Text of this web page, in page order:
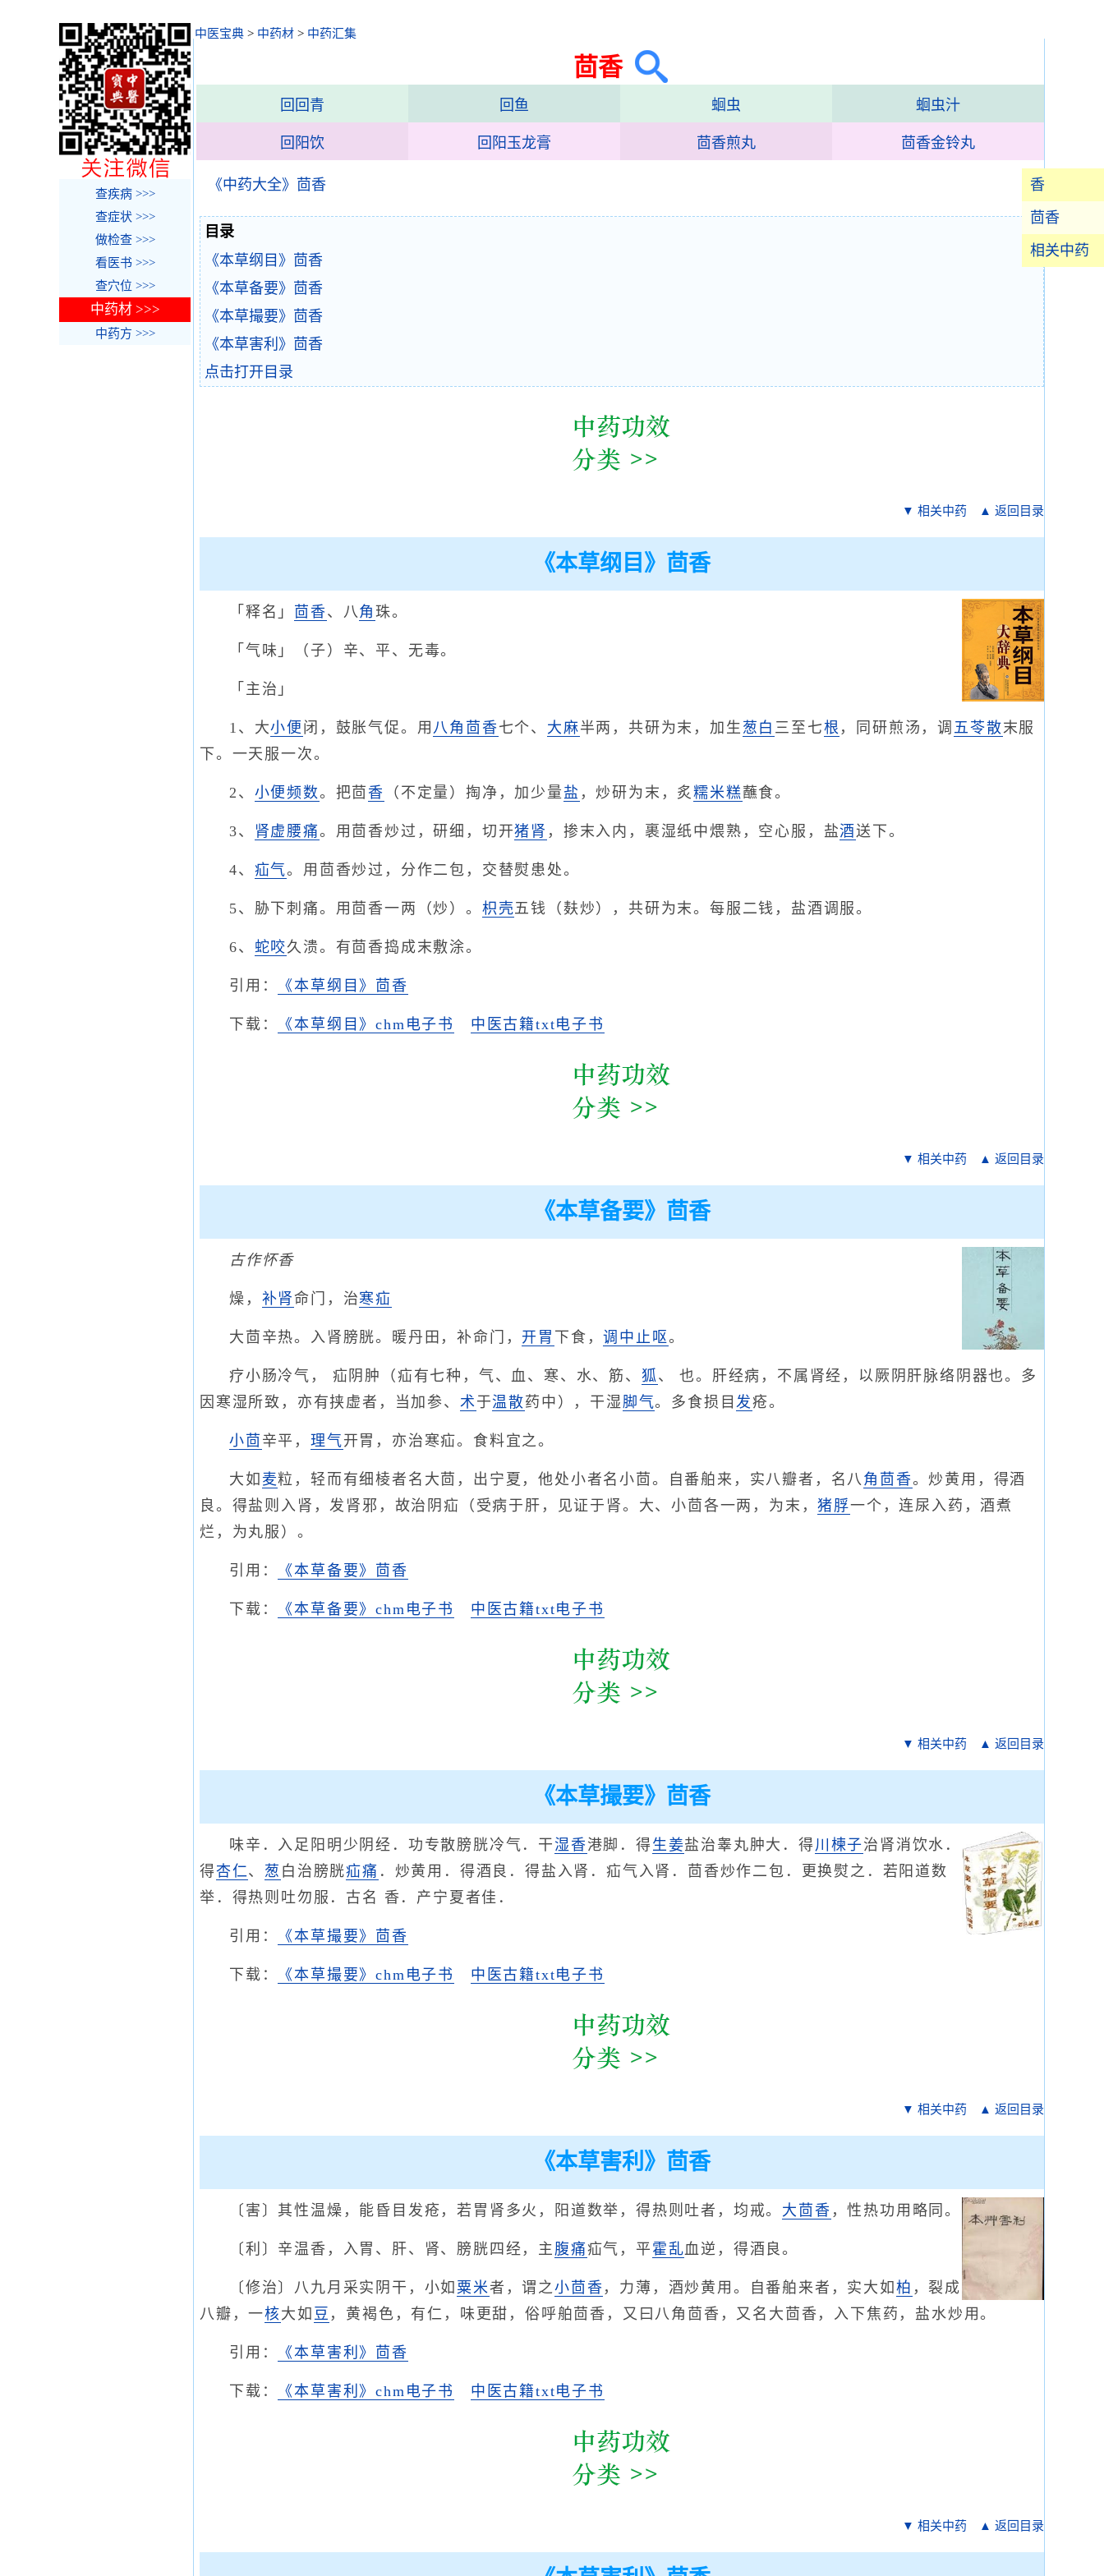
中医宝典 > 中药材 > 中药汇集
茴香
回回青 回鱼 蛔虫 蛔虫汁
回阳饮 回阳玉龙膏 茴香煎丸 茴香金铃丸
香
茴香
相关中药
《中药大全》茴香
目录
《本草纲目》茴香
《本草备要》茴香
《本草撮要》茴香
《本草害利》茴香
点击打开目录
▼ 相关中药 ▲ 返回目录
《本草纲目》茴香
「释名」 茴香、八角 珠。
「气味」（子）辛、平、无毒。
「主治」
1、大小便 闭，鼓胀气促。用 八角茴香七个、 大麻半两，共研为末，加生 葱白 三至七根 ，同研煎汤，调 五苓散末服
下。一天服一次。
2、 小便频数。把茴 香 （不定量）掏净，加少量 盐 ，炒研为末，炙糯米糕蘸食。
3、 肾虚腰痛。用茴香炒过，研细，切开猪肾 ，掺末入内，裹湿纸中煨熟，空心服，盐酒 送下。
4、 疝气。用茴香炒过，分作二包，交替熨患处。
5、胁下刺痛。用茴香一两（炒）。 枳壳五钱（麸炒），共研为末。每服二钱，盐酒调服。
6、 蛇咬久溃。有茴香捣成末敷涂。
引用： 《本草纲目》茴香
下载： 《本草纲目》chm电子书 中医古籍txt电子书
▼ 相关中药 ▲ 返回目录
《本草备要》茴香
古作怀香
燥， 补肾命门，治寒疝
大茴辛热。入肾膀胱。暖丹田，补命门， 开胃 下食，调中 止呕。
疗小肠冷气， 疝阴肿（疝有七种，气、血、寒、水、筋、 狐 、 也。肝经病，不属肾经，以厥阴肝脉络阴器也。多
因寒湿所致，亦有挟虚者，当加参、 术 于温散药中），干湿脚气。多食损目发疮。
小茴 辛平，理气开胃，亦治寒疝。食料宜之。
大如 麦粒，轻而有细棱者名大茴，出宁夏，他处小者名小茴。自番舶来，实八瓣者，名八 角茴香。炒黄用，得酒
良。得盐则入肾，发肾邪，故治阴疝（受病于肝，见证于肾。大、小茴各一两，为末，猪脬一个，连尿入药，酒煮
烂，为丸服）。
引用： 《本草备要》茴香
下载： 《本草备要》chm电子书 中医古籍txt电子书
▼ 相关中药 ▲ 返回目录
《本草撮要》茴香
味辛．入足阳明少阴经．功专散膀胱冷气．干湿香港脚．得生姜盐治睾丸肿大．得川楝子治肾消饮水．
得杏仁、 葱 白治膀胱疝痛 ．炒黄用．得酒良．得盐入肾．疝气入肾．茴香炒作二包．更换熨之．若阳道数
举．得热则吐勿服．古名 香．产宁夏者佳．
引用： 《本草撮要》茴香
下载： 《本草撮要》chm电子书 中医古籍txt电子书
▼ 相关中药 ▲ 返回目录
《本草害利》茴香
〔害〕其性温燥，能昏目发疮，若胃肾多火，阳道数举，得热则吐者，均戒。 大茴香 ，性热功用略同。
〔利〕辛温香，入胃、肝、肾、膀胱四经，主 腹痛疝气，平 霍乱血逆，得酒良。
〔修治〕八九月采实阴干，小如 粟米者，谓之小茴香 ，力薄，酒炒黄用。自番舶来者，实大如 柏 ，裂成
八瓣，一核大如 豆 ，黄褐色，有仁，味更甜，俗呼舶茴香，又曰八角茴香，又名大茴香，入下焦药，盐水炒用。
引用： 《本草害利》茴香
下载： 《本草害利》chm电子书 中医古籍txt电子书
▼ 相关中药 ▲ 返回目录
查疾病 >>>
查症状 >>>
做检查 >>>
看医书 >>>
查穴位 >>>
中药材 >>>
中药方 >>>